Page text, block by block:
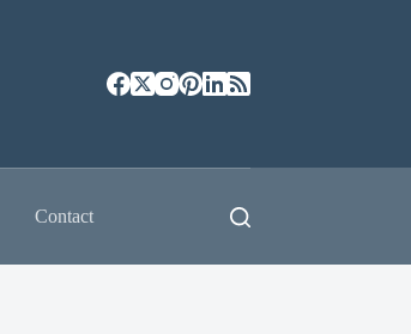
Contact